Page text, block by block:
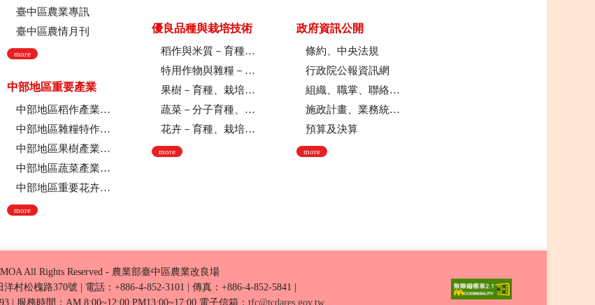
臺中區農業專訊
臺中區農情月刊
more
中部地區重要產業
中部地區稻作產業現況
中部地區雜糧特作產業現況
中部地區果樹產業現況
中部地區蔬菜產業現況
中部地區重要花卉產業現況
more
優良品種與栽培技術
稻作與米質－育種、栽培技術、綜合、稻米品質
特用作物與雜糧－育種、栽培技術
果樹－育種、栽培技術
蔬菜－分子育種、育種、栽培技術
花卉－育種、栽培技術、採後技術、組織培養、園藝療育、產業推廣
more
政府資訊公開
條約、中央法規
行政院公報資訊網
組織、職掌、聯絡方式
施政計畫、業務統計及研究報告
預算及決算
more
All Rights Reserved - 農業部臺中區農業改良場
洋村松槐路370號
電話：+886-4-852-3101 傳真：+886-4-852-5841
服務時間：AM 8:00~12:00 PM13:00~17:00 電子信箱： tfc@tcdares.gov.tw